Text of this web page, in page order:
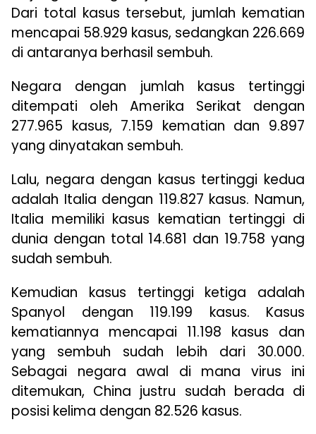
Dari total kasus tersebut, jumlah kematian
mencapai 58.929 kasus, sedangkan 226.669
di antaranya berhasil sembuh.
Negara dengan jumlah kasus tertinggi
ditempati oleh Amerika Serikat dengan
277.965 kasus, 7.159 kematian dan 9.897
yang dinyatakan sembuh.
Lalu, negara dengan kasus tertinggi kedua
adalah Italia dengan 119.827 kasus. Namun,
Italia memiliki kasus kematian tertinggi di
dunia dengan total 14.681 dan 19.758 yang
sudah sembuh.
Kemudian kasus tertinggi ketiga adalah
Spanyol dengan 119.199 kasus. Kasus
kematiannya mencapai 11.198 kasus dan
yang sembuh sudah lebih dari 30.000.
Sebagai negara awal di mana virus ini
ditemukan, China justru sudah berada di
posisi kelima dengan 82.526 kasus.